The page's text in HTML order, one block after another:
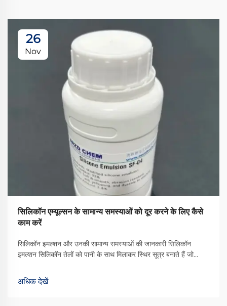
26
Nov
सिलिकॉन एम्यूल्सन के सामान्य समस्याओं को दूर करने के लिए कैसे
काम करें
सिलिकॉन इमल्शन और उनकी सामान्य समस्याओं की जानकारी सिलिकॉन
इमल्शन सिलिकॉन तेलों को पानी के साथ मिलाकर स्थिर सूत्र बनाते हैं जो
जाते हैं। इन इमल्शनों को विशेष बनाने वाली बात...
अधिक देखें